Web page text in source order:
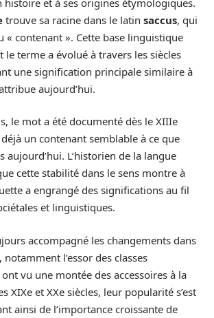
trouve sa racine dans le latin saccus, qui
« contenant ». Cette base linguistique
terme a évolué à travers les siècles
une signification principale similaire à
aujourd’hui.
le mot a été documenté dès le XIIIe
un contenant semblable à ce que
aujourd’hui. L’historien de la langue
cette stabilité dans le sens montre à
a engrangé des significations au fil
et linguistiques.
accompagné les changements dans
l’essor des classes
vu une montée des accessoires à la
XIXe et XXe siècles, leur popularité s’est
ainsi de l’importance croissante de